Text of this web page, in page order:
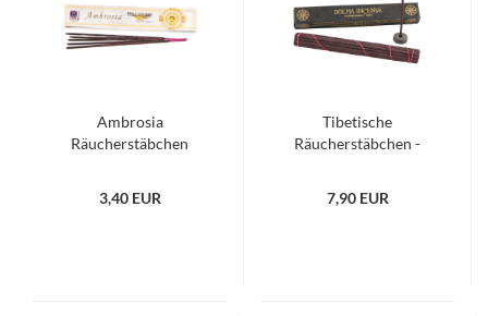
Ambrosia
Räucherstäbchen
3,40 EUR
Tibetische
Räucherstäbchen -
7,90 EUR